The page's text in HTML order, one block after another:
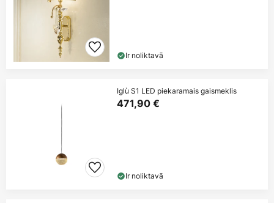
Ir noliktavā
Iglù S1 LED piekaramais gaismeklis
471,90 €
Ir noliktavā